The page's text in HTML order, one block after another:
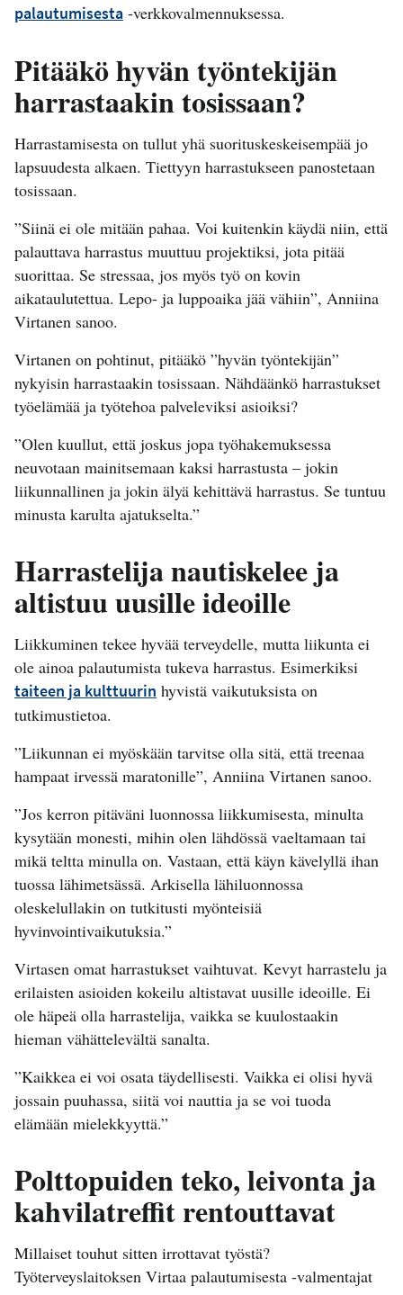
palautumisesta -verkkovalmennuksessa.
Pitääkö hyvän työntekijän
harrastaakin tosissaan?
Harrastamisesta on tullut yhä suorituskeskeisempää jo
lapsuudesta alkaen. Tiettyyn harrastukseen panostetaan
tosissaan.
”Siinä ei ole mitään pahaa. Voi kuitenkin käydä niin, että
palauttava harrastus muuttuu projektiksi, jota pitää
suorittaa. Se stressaa, jos myös työ on kovin
aikataulutettua. Lepo- ja luppoaika jää vähiin”, Anniina
Virtanen sanoo.
Virtanen on pohtinut, pitääkö ”hyvän työntekijän”
nykyisin harrastaakin tosissaan. Nähdäänkö harrastukset
työelämää ja työtehoa palveleviksi asioiksi?
”Olen kuullut, että joskus jopa työhakemuksessa
neuvotaan mainitsemaan kaksi harrastusta – jokin
liikunnallinen ja jokin älyä kehittävä harrastus. Se tuntuu
minusta karulta ajatukselta.”
Harrastelija nautiskelee ja
altistuu uusille ideoille
Liikkuminen tekee hyvää terveydelle, mutta liikunta ei
ole ainoa palautumista tukeva harrastus. Esimerkiksi
taiteen ja kulttuurin hyvistä vaikutuksista on
tutkimustietoa.
”Liikunnan ei myöskään tarvitse olla sitä, että treenaa
hampaat irvessä maratonille”, Anniina Virtanen sanoo.
”Jos kerron pitäväni luonnossa liikkumisesta, minulta
kysytään monesti, mihin olen lähdössä vaeltamaan tai
mikä teltta minulla on. Vastaan, että käyn kävelyllä ihan
tuossa lähimetsässä. Arkisella lähiluonnossa
oleskelullakin on tutkitusti myönteisiä
hyvinvointivaikutuksia.”
Virtasen omat harrastukset vaihtuvat. Kevyt harrastelu ja
erilaisten asioiden kokeilu altistavat uusille ideoille. Ei
ole häpeä olla harrastelija, vaikka se kuulostaakin
hieman vähättelevältä sanalta.
”Kaikkea ei voi osata täydellisesti. Vaikka ei olisi hyvä
jossain puuhassa, siitä voi nauttia ja se voi tuoda
elämään mielekkyyttä.”
Polttopuiden teko, leivonta ja
kahvilatreffit rentouttavat
Millaiset touhut sitten irrottavat työstä?
Työterveyslaitoksen Virtaa palautumisesta -valmentajat